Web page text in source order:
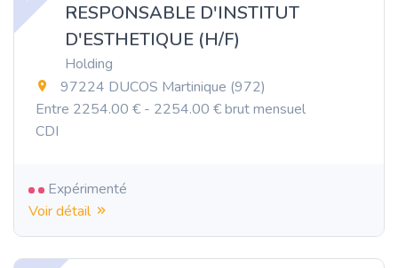
RESPONSABLE D'INSTITUT
D'ESTHETIQUE (H/F)
Holding
97224 DUCOS Martinique (972)
Entre 2254.00 € - 2254.00 € brut mensuel
CDI
Expérimenté
Voir détail